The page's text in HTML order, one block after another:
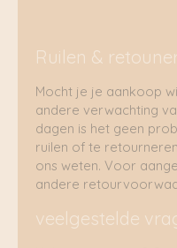
Ruilen &
Mocht je je aankoop
andere verwachting
dagen is het geen
ruilen of te
ons weten. Voor
andere
veelgestelde